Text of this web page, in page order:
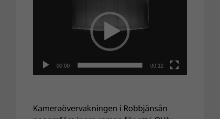
e
r
00:00 00:12
Kameraövervakningen i Robbjänsån